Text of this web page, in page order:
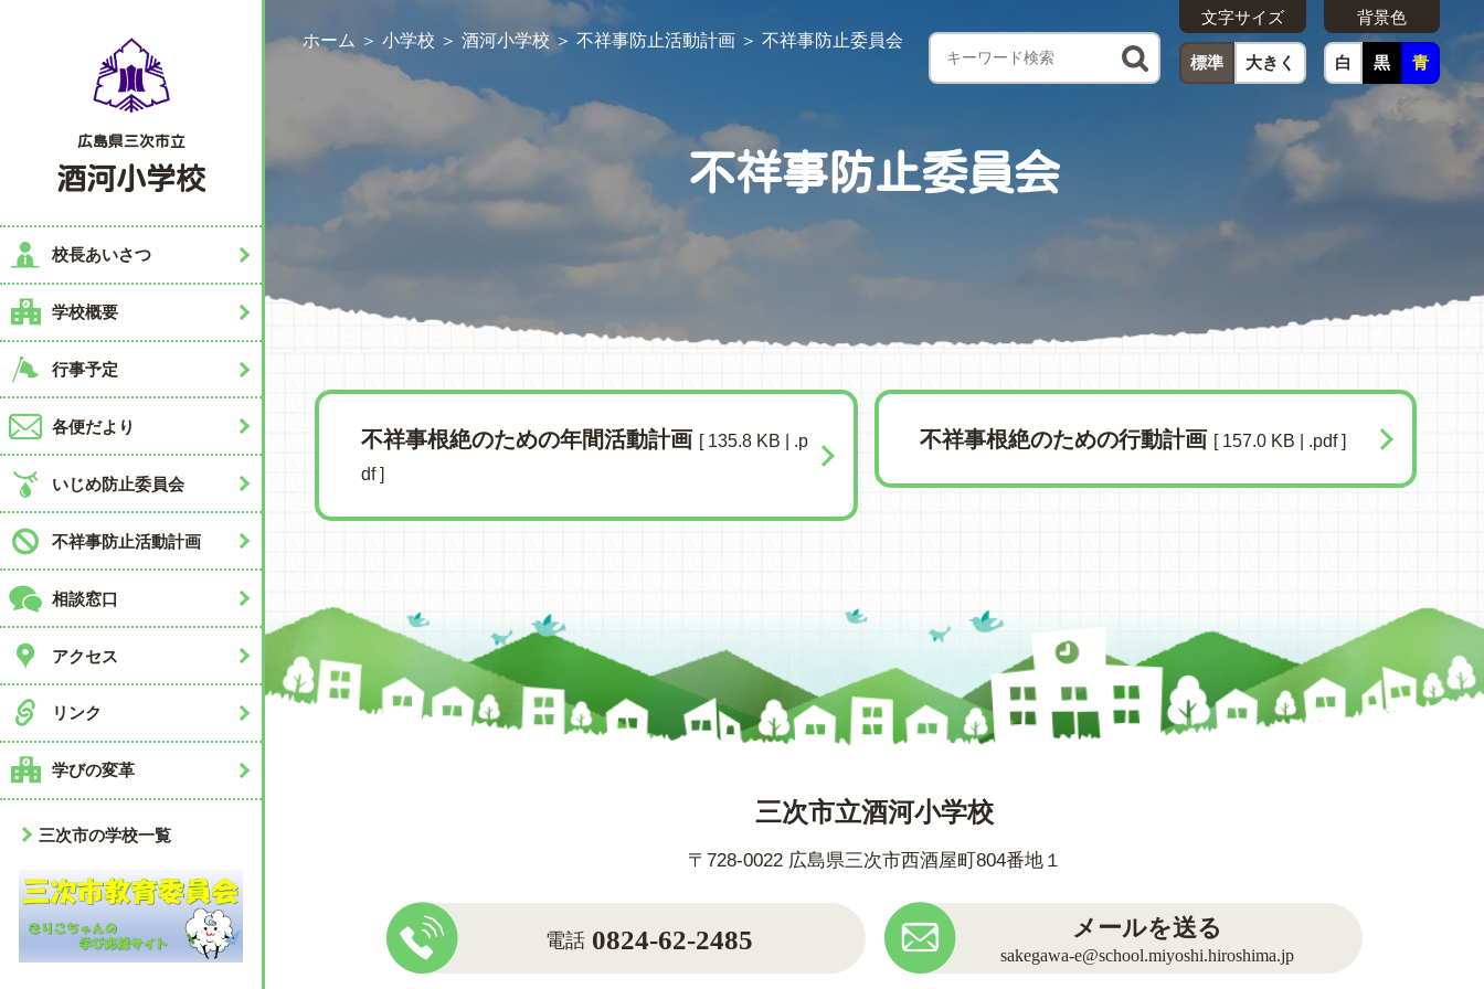
広島県三次市立
酒河小学校
校長あいさつ
学校概要
行事予定
各便だより
いじめ防止委員会
不祥事防止活動計画
相談窓口
アクセス
リンク
学びの変革
三次市の学校一覧
文字サイズ
標準 大きく
背景色
白 黒 青
ホーム ＞ 小学校 ＞ 酒河小学校 ＞ 不祥事防止活動計画 ＞ 不祥事防止委員会
不祥事防止委員会
不祥事根絶のための年間活動計画 [ 135.8 KB | .p
df ]
不祥事根絶のための行動計画 [ 157.0 KB | .pdf ]
三次市立酒河小学校
〒728-0022 広島県三次市西酒屋町804番地１
電話 0824-62-2485 メールを送る
sakegawa-e@school.miyoshi.hiroshima.jp